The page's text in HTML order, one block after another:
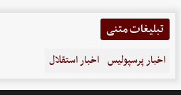
تبلیغات متنی
اخبار پرسپولیس اخبار استقلال